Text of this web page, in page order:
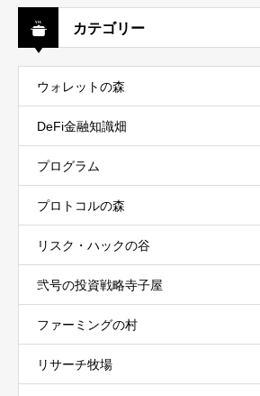
カテゴリー
ウォレットの森
DeFi金融知識畑
プログラム
プロトコルの森
リスク・ハックの谷
弐号の投資戦略寺子屋
ファーミングの村
リサーチ牧場